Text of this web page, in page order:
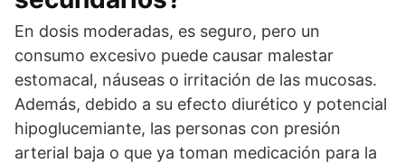
En dosis moderadas, es seguro, pero un
consumo excesivo puede causar malestar
estomacal, náuseas o irritación de las mucosas.
Además, debido a su efecto diurético y potencial
hipoglucemiante, las personas con presión
arterial baja o que ya toman medicación para la